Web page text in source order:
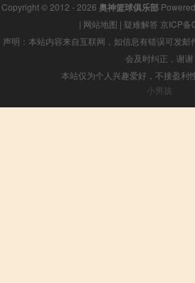
Copyright © 2012 - 2026 奥神篮球俱乐部
| 网站地图 | 疑难解答 京ICP备
声明：本站内容来自互联网，如信息有错误可发
会及时纠正，谢谢
本站仅为个人兴趣爱好，不接盈利
小男孩